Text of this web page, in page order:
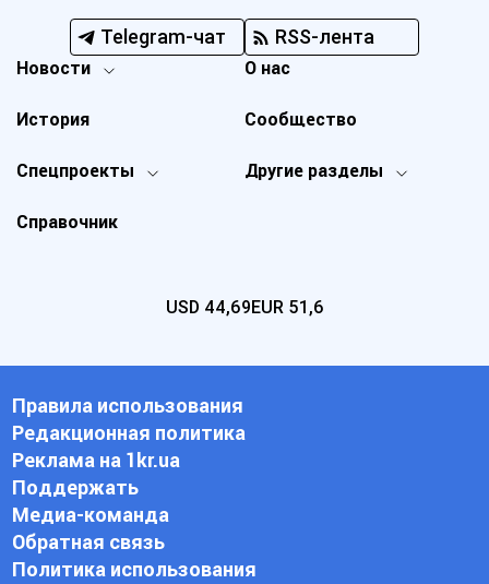
Telegram-чат RSS-лента
Новости
Спецпроекты Другие разделы
История
О нас
Справочник
Сообщество
USD 44,69EUR 51,6
Правила использования
Редакционная политика
Реклама на 1kr.ua
Поддержать
Медиа-команда
Обратная связь
Политика использования